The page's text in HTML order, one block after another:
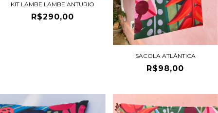
KIT LAMBE LAMBE ANTURIO
R$290,00
SACOLA ATLÂNTICA
R$98,00